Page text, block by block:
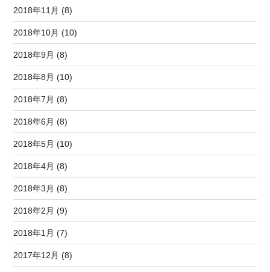
2018年11月 (8)
2018年10月 (10)
2018年9月 (8)
2018年8月 (10)
2018年7月 (8)
2018年6月 (8)
2018年5月 (10)
2018年4月 (8)
2018年3月 (8)
2018年2月 (9)
2018年1月 (7)
2017年12月 (8)